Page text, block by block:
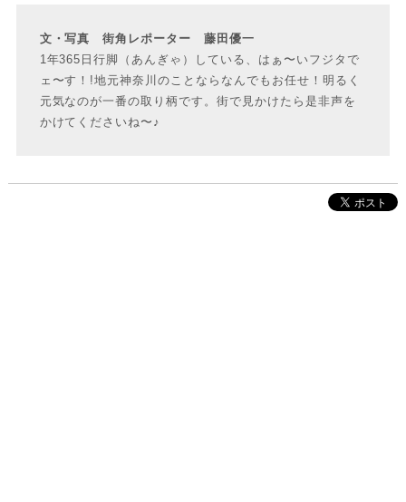
文・写真 街角レポーター 藤田優一
1年365日行脚（あんぎゃ）している、はぁ〜いフジタで
ェ〜す！!地元神奈川のことならなんでもお任せ！明るく
元気なのが一番の取り柄です。街で見かけたら是非声を
かけてくださいね〜♪